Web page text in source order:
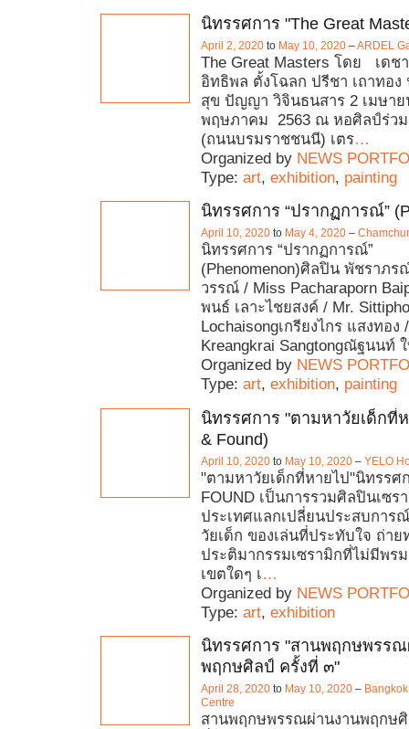
นิทรรศการ "The Great
April 2, 2020 to May 10, 2020 –ARDEL
The Great Masters โดย เดช
อิทธิพล ตั้งโฉลก ปรีชา เถาทอ
สุข ปัญญา วิจินธนสาร 2 เมษาย
พฤษภาคม 2563 ณ หอศิลป์ร่วม
(ถนนบรมราชชนนี) เตร…
Organized by NEWS
Type: art, exhibition, painting
นิทรรศการ “ปรากฏการณ์”
April 10, 2020 to May 4, 2020 –
นิทรรศการ “ปรากฏการณ์”
(Phenomenon)ศิลปิน พัชราภร
วรรณ์ / Miss Pacharaporn
พนธ์ เลาะไชยสงค์ / Mr.
Lochaisongเกรียงไกร แสงทอง
Kreangkrai Sangtongณัฐนนท์
Organized by NEWS
Type: art, exhibition, painting
นิทรรศการ "ตามหาวัยเด็กที่
& Found)
April 10, 2020 to May 10, 2020 – YELO
"ตามหาวัยเด็กที่หายไป"นิทรรศ
FOUND เป็นการรวมศิลปินเซร
ประเทศแลกเปลี่ยนประสบการ
วัยเด็ก ของเล่นที่ประทับใจ ถ่าย
ประติมากรรมเซรามิกที่ไม่มีพร
เขตใดๆ เ…
Organized by NEWS
Type: art, exhibition
นิทรรศการ "สานพฤกษพรร
พฤกษศิลป์ ครั้งที่ ๓"
April 28, 2020 to May 10, 2020 –
Centre
สานพฤกษพรรณผ่านงานพฤกษ